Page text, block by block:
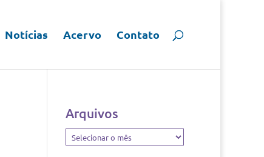
Notícias Acervo Contato
Arquivos
Arquivos